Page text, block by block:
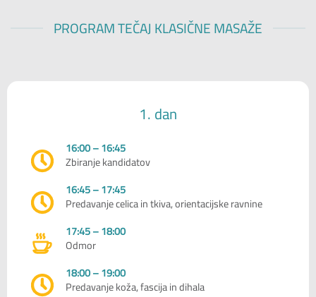
PROGRAM TEČAJ KLASIČNE MASAŽE
1. dan
16:00 – 16:45
Zbiranje kandidatov
16:45 – 17:45
Predavanje celica in tkiva, orientacijske ravnine
17:45 – 18:00
Odmor
18:00 – 19:00
Predavanje koža, fascija in dihala